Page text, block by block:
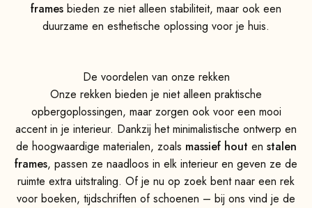
frames bieden ze niet alleen stabiliteit, maar ook een
duurzame en esthetische oplossing voor je huis.
De voordelen van onze rekken
Onze rekken bieden je niet alleen praktische
opbergoplossingen, maar zorgen ook voor een mooi
accent in je interieur. Dankzij het minimalistische ontwerp en
de hoogwaardige materialen, zoals massief hout en stalen
frames, passen ze naadloos in elk interieur en geven ze de
ruimte extra uitstraling. Of je nu op zoek bent naar een rek
voor boeken, tijdschriften of schoenen – bij ons vind je de